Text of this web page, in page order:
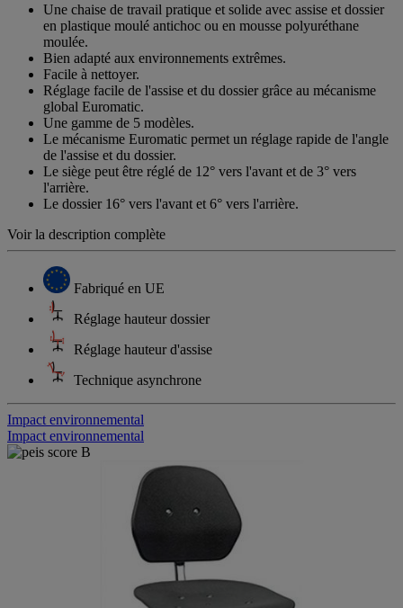
Une chaise de travail pratique et solide avec assise et dossier
en plastique moulé antichoc ou en mousse polyuréthane
moulée.
Bien adapté aux environnements extrêmes.
Facile à nettoyer.
Réglage facile de l'assise et du dossier grâce au mécanisme
global Euromatic.
Une gamme de 5 modèles.
Le mécanisme Euromatic permet un réglage rapide de l'angle
de l'assise et du dossier.
Le siège peut être réglé de 12° vers l'avant et de 3° vers
l'arrière.
Le dossier 16° vers l'avant et 6° vers l'arrière.
Voir la description complète
Fabriqué en UE
Réglage hauteur dossier
Réglage hauteur d'assise
Technique asynchrone
Impact environnemental
Impact environnemental